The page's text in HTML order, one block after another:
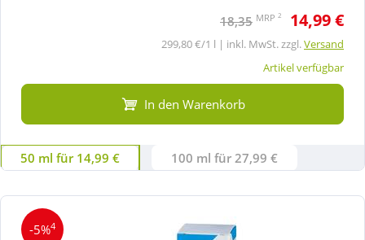
18,35 MRP 2 14,99 €
299,80 €/1 l | inkl. MwSt. zzgl.Versand
Artikel verfügbar
In den Warenkorb
50 ml für 14,99 € 100 ml für 27,99 €
-5%4